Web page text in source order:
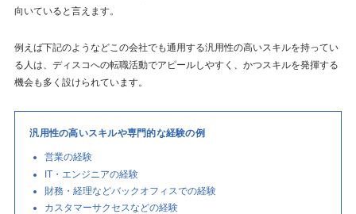
向いていると言えます。
例えば下記のようなどこの会社でも通用する汎用性の高いスキルを持ってい
る人は、ディスコへの転職活動でアピールしやすく、かつスキルを発揮する
機会も多く設けられています。
汎用性の高いスキルや専門的な経験の例
営業の経験
IT・エンジニアの経験
財務・経理などバックオフィスでの経験
カスタマーサクセスなどの経験